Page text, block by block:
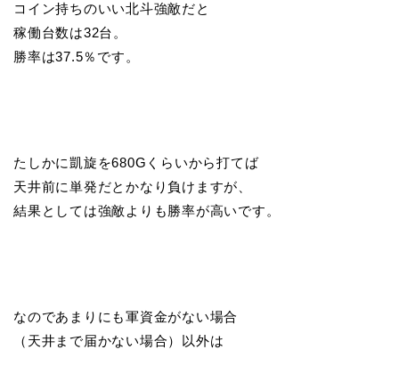
コイン持ちのいい北斗強敵だと
稼働台数は32台。
勝率は37.5％です。
たしかに凱旋を680Gくらいから打てば
天井前に単発だとかなり負けますが、
結果としては強敵よりも勝率が高いです。
なのであまりにも軍資金がない場合
（天井まで届かない場合）以外は